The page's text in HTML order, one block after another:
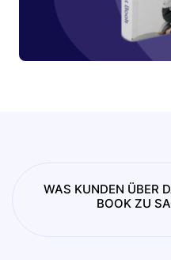
WAS KUNDEN ÜBER
BOOK ZU